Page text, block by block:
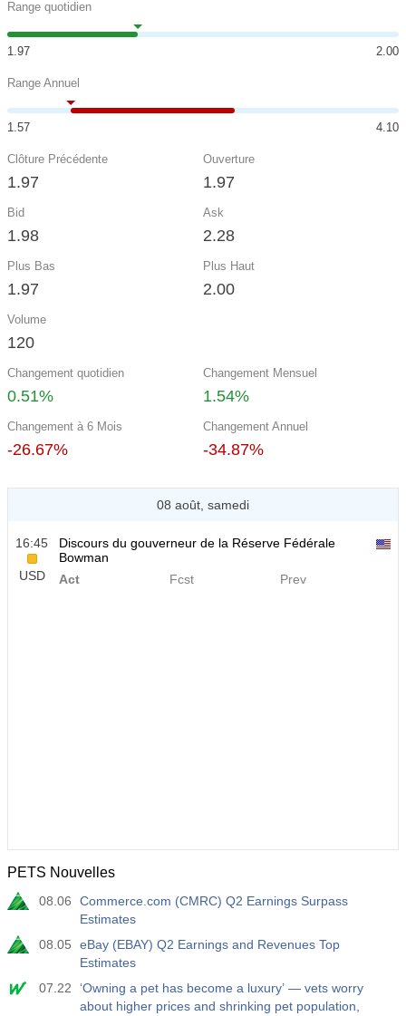
Range quotidien
1.97 2.00
Range Annuel
1.57 4.10
Clôture Précédente
1.97
Ouverture
1.97
Bid
1.98
Ask
2.28
Plus Bas
1.97
Plus Haut
2.00
Volume
120
Changement quotidien
0.51%
Changement Mensuel
1.54%
Changement à 6 Mois
-26.67%
Changement Annuel
-34.87%
08 août, samedi
16:45
USD
Discours du gouverneur de la Réserve Fédérale
Bowman
Act
Fcst Prev
PETS Nouvelles
08.06
Commerce.com (CMRC) Q2 Earnings Surpass
Estimates
08.05
eBay (EBAY) Q2 Earnings and Revenues Top
Estimates
07.22
‘Owning a pet has become a luxury’ — vets worry
about higher prices and shrinking pet population,